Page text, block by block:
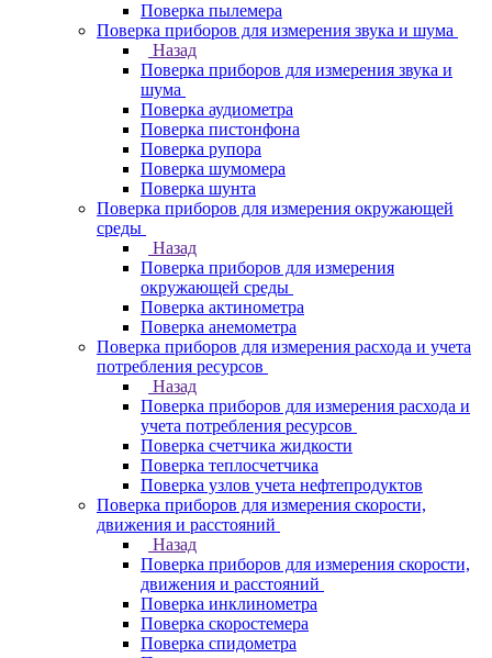
Поверка пылемера
Поверка приборов для измерения звука и шума
Назад
Поверка приборов для измерения звука и
шума
Поверка аудиометра
Поверка пистонфона
Поверка рупора
Поверка шумомера
Поверка шунта
Поверка приборов для измерения окружающей
среды
Назад
Поверка приборов для измерения
окружающей среды
Поверка актинометра
Поверка анемометра
Поверка приборов для измерения расхода и учета
потребления ресурсов
Назад
Поверка приборов для измерения расхода и
учета потребления ресурсов
Поверка счетчика жидкости
Поверка теплосчетчика
Поверка узлов учета нефтепродуктов
Поверка приборов для измерения скорости,
движения и расстояний
Назад
Поверка приборов для измерения скорости,
движения и расстояний
Поверка инклинометра
Поверка скоростемера
Поверка спидометра